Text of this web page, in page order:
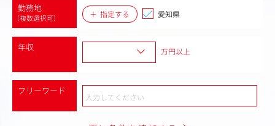
勤務地
（複数選択可） 指定する 愛知県
年収 万円以上
フリーワード